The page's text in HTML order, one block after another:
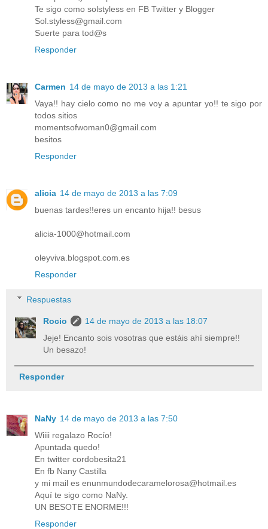
Te sigo como solstyless en FB Twitter y Blogger
Sol.styless@gmail.com
Suerte para tod@s
Responder
Carmen 14 de mayo de 2013 a las 1:21
Vaya!! hay cielo como no me voy a apuntar yo!! te sigo por
todos sitios
momentsofwoman0@gmail.com
besitos
Responder
alicia 14 de mayo de 2013 a las 7:09
buenas tardes!!eres un encanto hija!! besus
alicia-1000@hotmail.com
oleyviva.blogspot.com.es
Responder
Respuestas
Rocio
14 de mayo de 2013 a las 18:07
Jeje! Encanto sois vosotras que estáis ahí siempre!!
Un besazo!
Responder
NaNy 14 de mayo de 2013 a las 7:50
Wiiii regalazo Rocío!
Apuntada quedo!
En twitter cordobesita21
En fb Nany Castilla
y mi mail es enunmundodecaramelorosa@hotmail.es
Aquí te sigo como NaNy.
UN BESOTE ENORME!!!
Responder